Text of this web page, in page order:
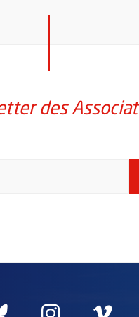
des
des